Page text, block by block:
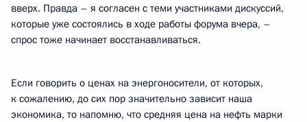
вверх. Правда – я согласен с теми участниками дискуссий,
которые уже состоялись в ходе работы форума вчера, –
спрос тоже начинает восстанавливаться.
Если говорить о ценах на энергоносители, от которых,
к сожалению, до сих пор значительно зависит наша
экономика, то напомню, что средняя цена на нефть марки